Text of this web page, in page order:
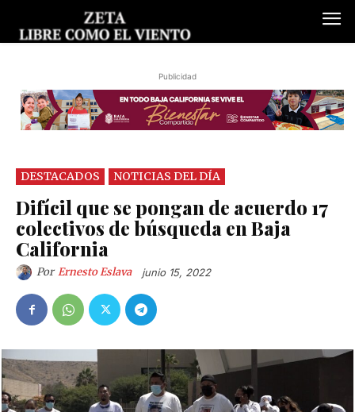
Publicidad
DESTACADOS NOTICIAS DEL DÍA
Difícil que se pongan de acuerdo 17
colectivos de búsqueda en Baja
California
Por Ernesto Eslava junio 15, 2022